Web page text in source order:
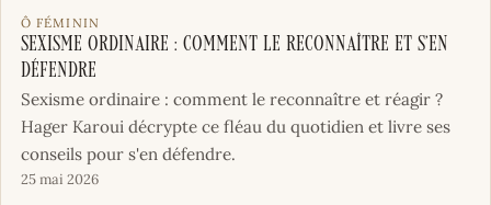
Ô FÉMININ
Sexisme ordinaire : comment le reconnaître et s’en
défendre
Sexisme ordinaire : comment le reconnaître et réagir ?
Hager Karoui décrypte ce fléau du quotidien et livre ses
conseils pour s'en défendre.
25 mai 2026